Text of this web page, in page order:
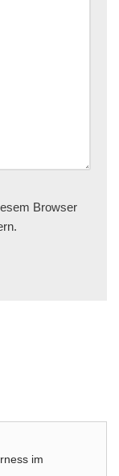
Browser
im